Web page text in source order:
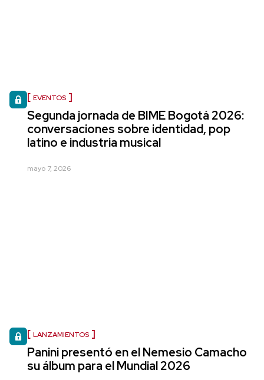
EVENTOS
Segunda jornada de BIME Bogotá 2026:
conversaciones sobre identidad, pop
latino e industria musical
mayo 7, 2026
LANZAMIENTOS
Panini presentó en el Nemesio Camacho
su álbum para el Mundial 2026